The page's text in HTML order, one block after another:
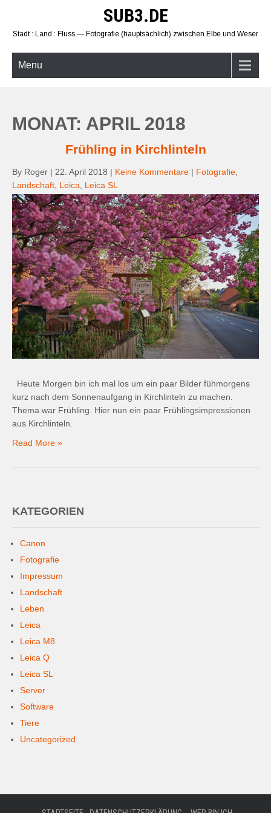
content
SUB3.DE
Stadt : Land : Fluss — Fotografie (hauptsächlich) zwischen Elbe und Weser
Menu
MONAT: APRIL 2018
Frühling in Kirchlinteln
By Roger | 22. April 2018 | Keine Kommentare | Fotografie
Landschaft Leica Leica SL
Heute Morgen bin ich mal los um ein paar Bilder fühmorgens
kurz nach dem Sonnenaufgang in Kirchlinteln zu machen.
Thema war Frühling. Hier nun ein paar Frühlingsimpressionen
aus Kirchlinteln.
Read More »
KATEGORIEN
Canon
Fotografie
Impressum
Landschaft
Leben
Leica
Leica M8
Leica Q
Leica SL
Server
Software
Tiere
Uncategorized